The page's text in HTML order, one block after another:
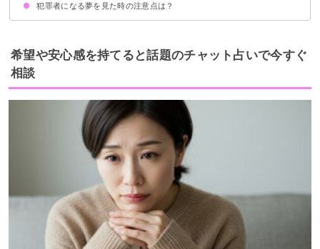
好きな人が犯罪者になる夢【警告夢】
家族が犯罪者になる夢【警告夢】
子供が犯罪者になる夢【警告夢】
友達が犯罪者になる夢【警告夢】
恋人が犯罪者になる夢【吉夢】
嫌いな人が犯罪者になる夢【警告夢】
犯罪者になる夢を見た時の注意点は？
十分な休息を取る
吉夢なら話さず警告夢や凶夢は人に話す
希望や安心感を持てると話題のチャット占いで今すぐ
相談